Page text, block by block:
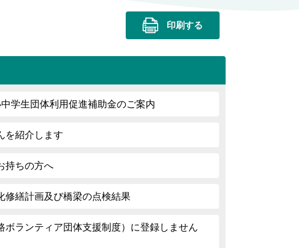
印刷する
学生団体利用促進補助金のご案内
を紹介します
持ちの方へ
修繕計画及び橋梁の点検結果
ボランティア団体支援制度）に登録しません